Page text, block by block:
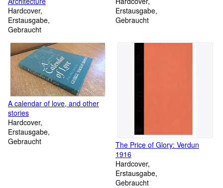
Hardcover
Erstausgabe
Gebraucht
Erstausgabe
Gebraucht
A calendar of love, and other
stories
Hardcover
Erstausgabe
Gebraucht
The Price of Glory: Verdun
1916
Hardcover
Erstausgabe
Gebraucht